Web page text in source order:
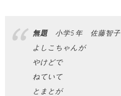
無題 小学5年 佐藤智子
よしこちゃんが
やけどで
ねていて
とまとが